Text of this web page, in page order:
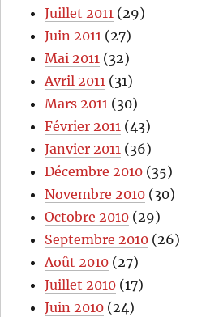
Juillet 2011 (29)
Juin 2011 (27)
Mai 2011 (32)
Avril 2011 (31)
Mars 2011 (30)
Février 2011 (43)
Janvier 2011 (36)
Décembre 2010 (35)
Novembre 2010 (30)
Octobre 2010 (29)
Septembre 2010 (26)
Août 2010 (27)
Juillet 2010 (17)
Juin 2010 (24)